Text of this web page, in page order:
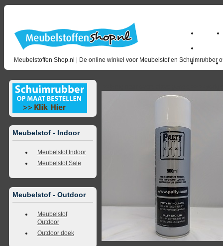
Meubelstoffen Shop.nl | De online winkel voor Meubelstof en Schuimrubber
Home
Outlet
Meubelstof - Indoor
Meubelstof Indoor
Meubelstof Sale
Meubelstof - Outdoor
Meubelstof
Outdoor
Outdoor doek